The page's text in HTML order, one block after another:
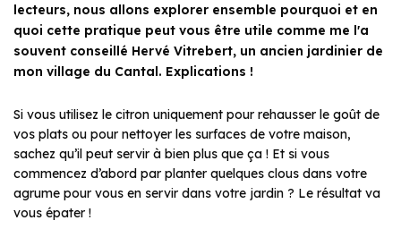
lecteurs, nous allons explorer ensemble pourquoi et en
quoi cette pratique peut vous être utile comme me l'a
souvent conseillé Hervé Vitrebert, un ancien jardinier de
mon village du Cantal. Explications !
Si vous utilisez le citron uniquement pour rehausser le goût de
vos plats ou pour nettoyer les surfaces de votre maison,
sachez qu’il peut servir à bien plus que ça ! Et si vous
commencez d’abord par planter quelques clous dans votre
agrume pour vous en servir dans votre jardin ? Le résultat va
vous épater !